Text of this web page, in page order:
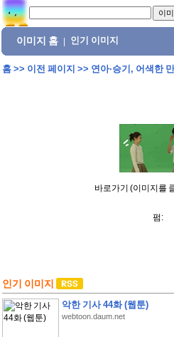
이미지 홈 인기 이미지
홈>> 이전 페이지 >> 연아·승기, 어색한
바로가기 (이미지를
펌:
인기 이미지
악한 기사 44화 (웹툰)
webtoon.daum.net